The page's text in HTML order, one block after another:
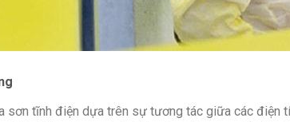
sơn tĩnh điện dựa trên sự tương tác giữa các điện